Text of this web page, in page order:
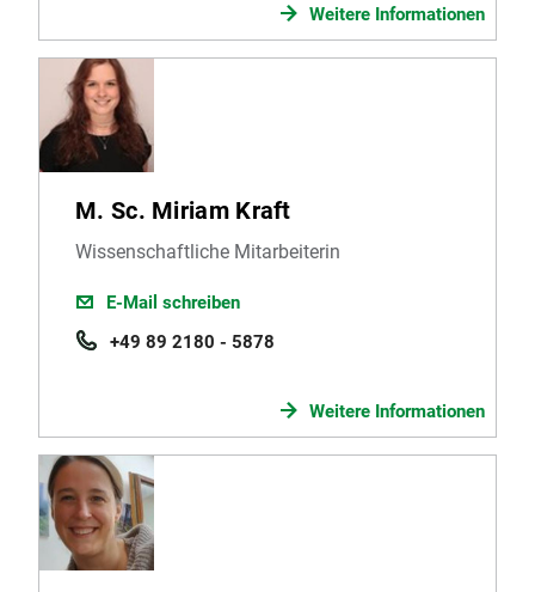
Weitere Informationen
M. Sc. Miriam Kraft
Wissenschaftliche Mitarbeiterin
E-Mail schreiben
+49 89 2180 - 5878
Weitere Informationen